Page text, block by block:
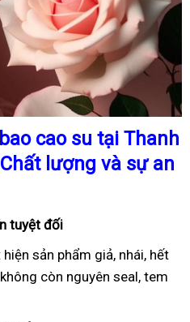
cao su tại Thanh
lượng và sự an
tuyệt đối
sản phẩm giả, nhái, hết
còn nguyên seal, tem